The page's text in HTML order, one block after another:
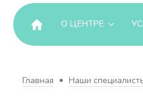
О ЦЕНТРЕ
Главная Наши